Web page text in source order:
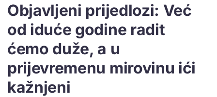
Objavljeni prijedlozi: Već
od iduće godine radit
ćemo duže, a u
prijevremenu mirovinu ići
kažnjeni